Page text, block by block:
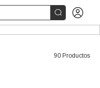
 
90 Productos